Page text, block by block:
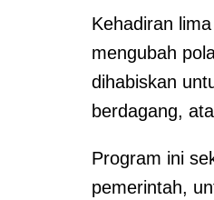
Kehadiran
mengubah
dihabiskan
berdagang,
Program ini
pemerintah,